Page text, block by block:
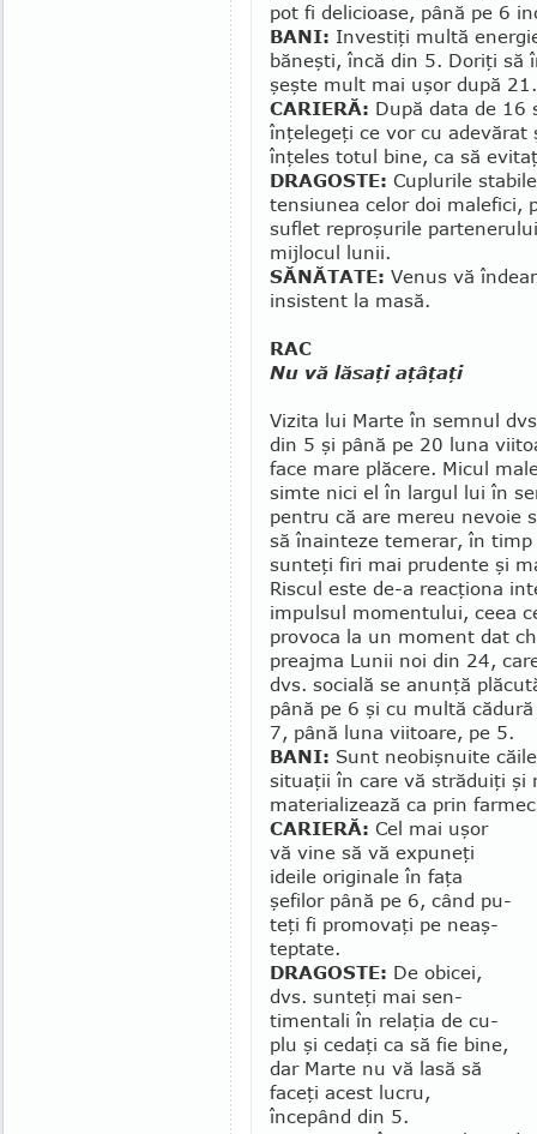
pot fi delicioase, până pe 6
BANI: Investiţi multă
băneşti, încă din 5. Doriţi să
şeşte mult mai uşor după 21.
CARIERĂ: După data de 16
înţelegeţi ce vor cu ade­­vărat
înţeles totul bine, ca să
DRAGOSTE: Cuplurile
tensiunea celor doi malefici,
suflet re­proşurile
mijlocul lunii.
SĂNĂTATE: Venus vă
insistent la masă.
RAC
Nu vă lăsaţi aţâţaţi
Vizita lui Marte în semnul
din 5 şi până pe 20 luna
face mare plăcere. Micul
simte nici el în largul lui în
pentru că are mereu nevoie
să înainteze temerar, în timp
sunteţi firi mai prudente şi
Riscul este de-a reacţiona
impulsul momentului, ceea
provoca la un moment dat
preajma Lunii noi din 24,
dvs. socială se anunţă
până pe 6 şi cu multă
7, până luna vii­toa­re, pe 5.
BANI: Sunt neobişnuite
situaţii în care vă străduiţi şi
materializează ca prin
CARIERĂ: Cel mai uşor
vă vine să vă expuneţi
ideile originale în faţa
şefilor până pe 6, când pu­
teţi fi promovaţi pe neaş­
tep­tate.
DRAGOSTE: De obicei,
dvs. sunteţi mai sen­
timentali în relaţia de cu­
plu şi cedaţi ca să fie bine,
dar Mar­­te nu vă lasă să
faceţi acest lu­cru,
începând din 5.